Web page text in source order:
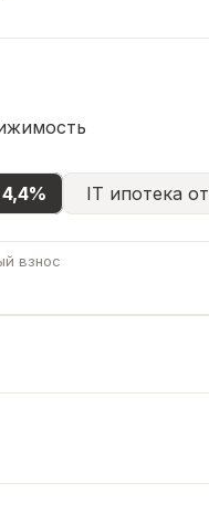
4,4% IT ипотека от
взнос